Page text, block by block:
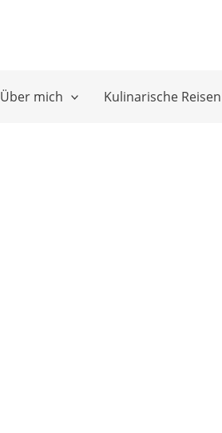
Über mich Kulinarische Reisen